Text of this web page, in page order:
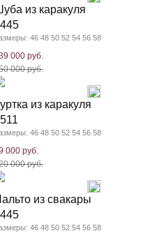
из каракуля
46 48 50 52 54 56 58
000 руб.
000 руб.
из каракуля
46 48 50 52 54 56 58
000 руб.
000 руб.
из свакары
46 48 50 52 54 56 58